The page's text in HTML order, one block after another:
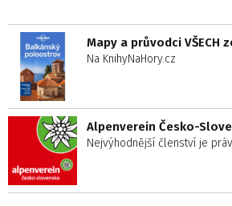
Mapy a průvodci VŠECH
Na KnihyNaHory.cz
Alpenverein Česko-
Nejvýhodnější členství je